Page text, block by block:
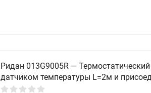
Ридан 013G9005R —
датчиком температуры L=2м и